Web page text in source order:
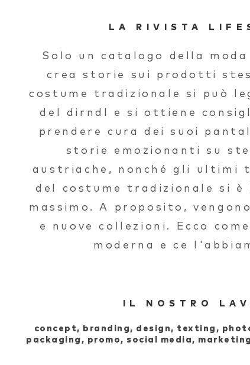
LA RIVISTA
Solo un catalogo della
crea storie sui prodotti
costume tradizionale si può
del dirndl e si ottiene
prendere cura dei suoi
storie emozionanti su
austriache, nonché gli ultimi
del costume tradizionale si è
massimo. A proposito,
e nuove collezioni. Ecco
moderna e ce
IL NOSTRO
concept, branding, design, texting,
packaging, promo, social media,